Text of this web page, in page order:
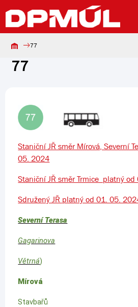
77
77
Staniční JŘ směr Mírová, Severní
05. 2024
Staniční JŘ směr Trmice platný
Sdružený JŘ platný od 01. 05.
Severní Terasa
Gagarinova
Větrná)
Mírová
Stavbařů